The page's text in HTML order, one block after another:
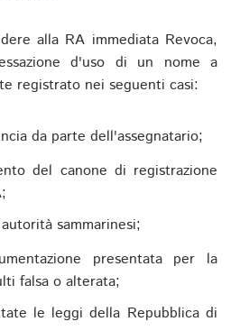
alla RA immediata Revoca,
d'uso di un nome a
registrato nei seguenti casi:
da parte dell'assegnatario;
del canone di registrazione
sammarinesi;
presentata per la
falsa o alterata;
le leggi della Repubblica di